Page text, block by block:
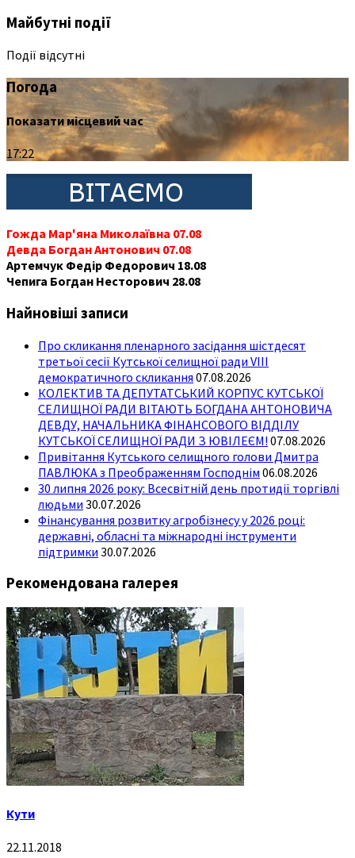
Майбутні події
Події відсутні
Погода
Показати місцевий час
17:22
Гожда Мар'яна Миколаївна 07.08
Девда Богдан Антонович 07.08
Артемчук Федір Федорович 18.08
Чепига Богдан Несторович 28.08
Найновіші записи
Про скликання пленарного засідання шістдесят
третьої сесії Кутської селищної ради VIII
демократичного скликання 07.08.2026
КОЛЕКТИВ ТА ДЕПУТАТСЬКИЙ КОРПУС КУТСЬКОЇ
СЕЛИЩНОЇ РАДИ ВІТАЮТЬ БОГДАНА АНТОНОВИЧА
ДЕВДУ, НАЧАЛЬНИКА ФІНАНСОВОГО ВІДДІЛУ
КУТСЬКОЇ СЕЛИЩНОЇ РАДИ З ЮВІЛЕЄМ! 07.08.2026
Привітання Кутського селищного голови Дмитра
ПАВЛЮКА з Преображенням Господнім 06.08.2026
30 липня 2026 року: Всесвітній день протидії торгівлі
людьми 30.07.2026
Фінансування розвитку агробізнесу у 2026 році:
державні, обласні та міжнародні інструменти
підтримки 30.07.2026
Рекомендована галерея
Кути
22.11.2018